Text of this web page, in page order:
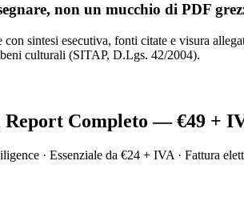
non un mucchio di PDF
sintesi esecutiva, fonti citate e visura
culturali (SITAP, D.Lgs. 42/2004).
Report Completo — €49 +
· Essenziale da €24 + IVA · Fattura